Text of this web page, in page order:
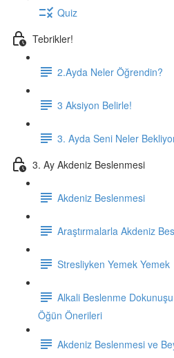
Quiz
Tebrikler!
2.Ayda Neler Öğrendin?
3 Aksiyon Belirle!
3. Ayda Seni Neler
3. Ay Akdeniz Beslenmesi
Akdeniz Beslenmesi
Araştırmalarla Akdeniz
Stresliyken Yemek Yemek
Alkali Beslenme
Öğün Önerileri
Akdeniz Beslenmesi ve